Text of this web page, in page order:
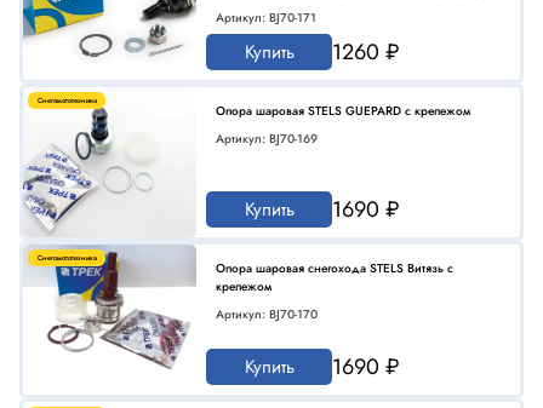
Артикул: BJ70-171
Купить 1260 ₽
Снегомототехника
Опора шаровая STELS GUEPARD с крепежом
Артикул: BJ70-169
Купить 1690 ₽
Снегомототехника
Опора шаровая снегохода STELS Витязь с
крепежом
Артикул: BJ70-170
Купить 1690 ₽